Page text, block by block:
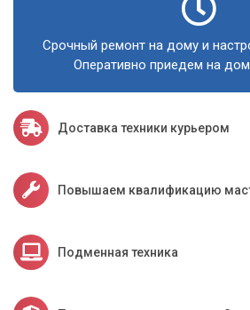
Срочный ремонт на дому и
Оперативно приедем на
Доставка техники курьером
Повышаем квалификацию
Подменная техника